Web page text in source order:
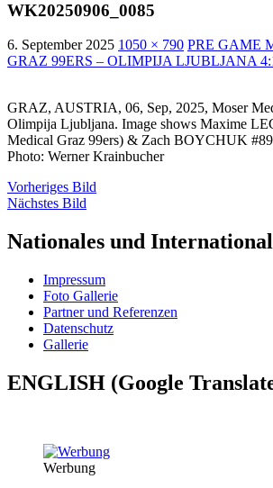
WK20250906_0085
6. September 2025 1050 × 790 PRE GAME
GRAZ 99ERS – OLIMPIJA LJUBLJANA
GRAZ, AUSTRIA, 06, Sep, 2025, Moser
Olimpija Ljubljana. Image shows Maxime
Medical Graz 99ers) & Zach BOYCHUK
Photo: Werner Krainbucher
Vorheriges Bild
Nächstes Bild
Nationales und
Impressum
Foto Gallerie
Partner und Referenzen
Datenschutz
Gallerie
ENGLISH (Google
Werbung